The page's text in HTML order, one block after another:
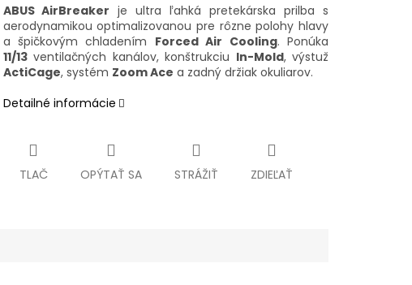
ABUS AirBreaker je ultra ľahká pretekárska prilba s
aerodynamikou optimalizovanou pre rôzne polohy hlavy
a špičkovým chladením Forced Air Cooling. Ponúka
11/13ventilačných kanálov, konštrukciu In-Mold, výstuž
ActiCage, systém Zoom Ace a zadný držiak okuliarov.
Detailné informácie
TLAČ OPÝTAŤ SA STRÁŽIŤ ZDIEĽAŤ